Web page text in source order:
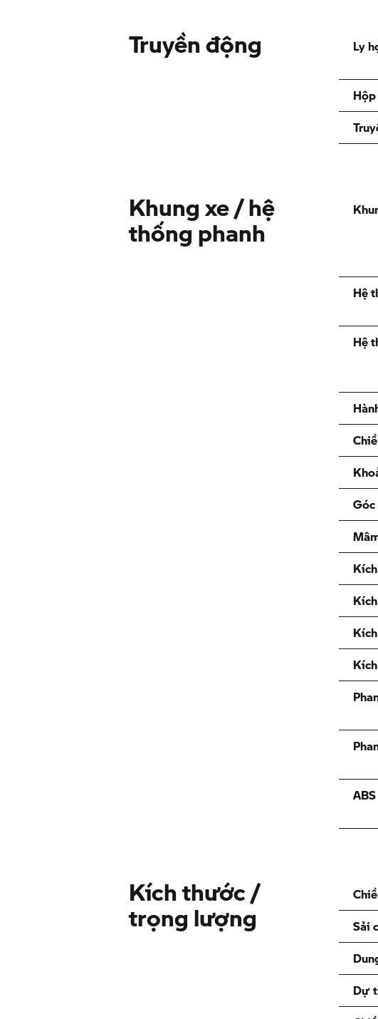
Truyền động Ly
Khung xe / hệ
thống phanh
Hệ
Hệ
Góc
ABS
Kích thước /
trọng lượng
Sải
Dự